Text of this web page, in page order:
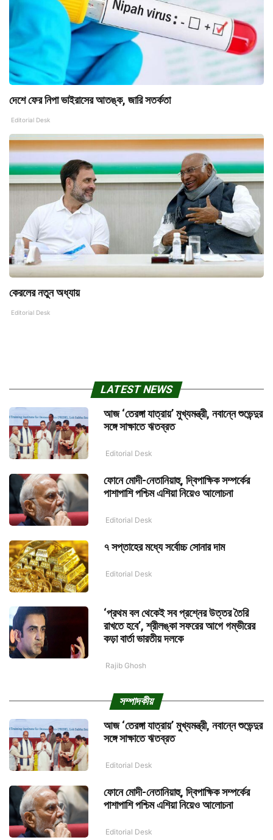
দেশে ফের নিপা ভাইরাসের আতঙ্ক, জারি সতর্কতা
Editorial Desk
কেরলের নতুন অধ্যায়
Editorial Desk
LATEST NEWS
আজ ‘তেরঙ্গা যাত্রায়’ মুখ্যমন্ত্রী, নবান্নে শুভেন্দুর
সঙ্গে সাক্ষাতে ঋতব্রত
Editorial Desk
ফোনে মোদী-নেতানিয়াহু, দ্বিপাক্ষিক সম্পর্কের
পাশাপাশি পশ্চিম এশিয়া নিয়েও আলোচনা
Editorial Desk
৭ সপ্তাহের মধ্যে সর্বোচ্চ সোনার দাম
Editorial Desk
‘প্রথম বল থেকেই সব প্রশ্নের উত্তর তৈরি
রাখতে হবে’, শ্রীলঙ্কা সফরের আগে গম্ভীরের
কড়া বার্তা ভারতীয় দলকে
Rajib Ghosh
সম্পাদকীয়
আজ ‘তেরঙ্গা যাত্রায়’ মুখ্যমন্ত্রী, নবান্নে শুভেন্দুর
সঙ্গে সাক্ষাতে ঋতব্রত
Editorial Desk
ফোনে মোদী-নেতানিয়াহু, দ্বিপাক্ষিক সম্পর্কের
পাশাপাশি পশ্চিম এশিয়া নিয়েও আলোচনা
Editorial Desk